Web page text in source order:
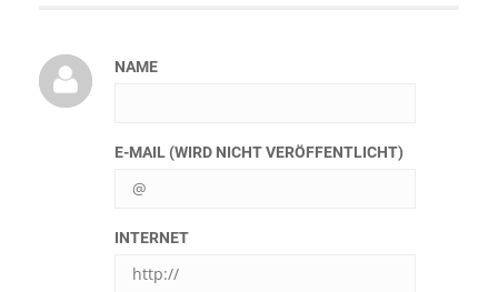
NAME
E-MAIL (WIRD NICHT VERÖFFENTLICHT)
INTERNET